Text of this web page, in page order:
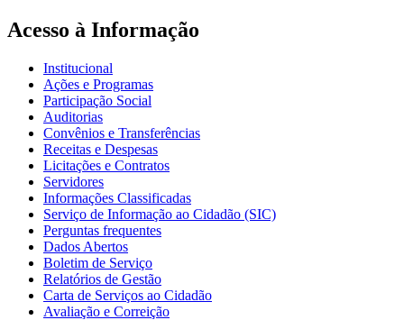
Acesso à Informação
Institucional
Ações e Programas
Participação Social
Auditorias
Convênios e Transferências
Receitas e Despesas
Licitações e Contratos
Servidores
Informações Classificadas
Serviço de Informação ao Cidadão (SIC)
Perguntas frequentes
Dados Abertos
Boletim de Serviço
Relatórios de Gestão
Carta de Serviços ao Cidadão
Avaliação e Correição